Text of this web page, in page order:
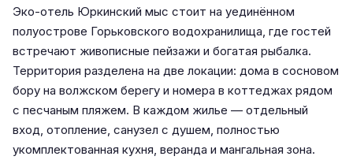
Эко-отель Юркинский мыс стоит на уединённом
полуострове Горьковского водохранилища, где гостей
встречают живописные пейзажи и богатая рыбалка.
Территория разделена на две локации: дома в сосновом
бору на волжском берегу и номера в коттеджах рядом
с песчаным пляжем. В каждом жилье — отдельный
вход, отопление, санузел с душем, полностью
укомплектованная кухня, веранда и мангальная зона.